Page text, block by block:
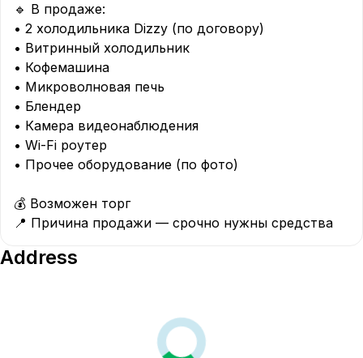
🔹 В продаже:
• 2 холодильника Dizzy (по договору)
• Витринный холодильник
• Кофемашина
• Микроволновая печь
• Блендер
• Камера видеонаблюдения
• Wi-Fi роутер
• Прочее оборудование (по фото)
💰 Возможен торг
📍 Причина продажи — срочно нужны средства
Address